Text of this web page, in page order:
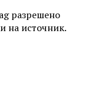
разрешено
на источник.